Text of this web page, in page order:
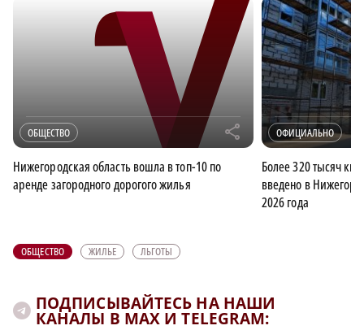
ОБЩЕСТВО r
Нижегородская область вошла в топ-10 по
аренде загородного дорогого жилья
ОФИЦИАЛЬНО
Более 320 тысяч
введено в
2026 года
ОБЩЕСТВО ЖИЛЬЕ ЛЬГОТЫ
ПОДПИСЫВАЙТЕСЬ НА НАШИ
КАНАЛЫ В MAX И TELEGRAM: